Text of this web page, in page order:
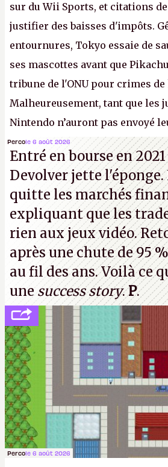
sur du Wii Sports, et citations
justifier des baisses d'impôts.
entournures, Tokyo essaie de
ses mascottes avant que
tribune de l'ONU pour crimes de
Malheureusement, tant que les
Nintendo n’auront pas envoyé
la mort judiciaires pour
strikeà tour de bras, l'oncle
sa confiture intellectuelle sur
d'enfance.P.
Percole 6 août 2026
Entré en bourse en
Devolver jette
quitte les marchés
expliquant que les
rien aux jeux vidéo.
après une chute de 95
au fil des ans. Voilà ce
une success story.P.
Percole 6 août 2026